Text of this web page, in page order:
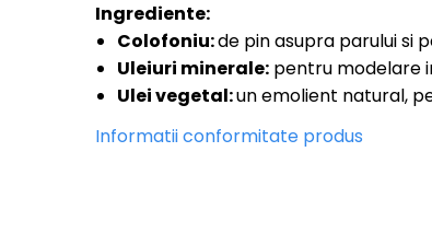
Ingrediente:
Colofoniu:de pin asupra parului si
Uleiuri minerale: pentru modelare
Ulei vegetal:un emolient natural,
Informatii conformitate produs